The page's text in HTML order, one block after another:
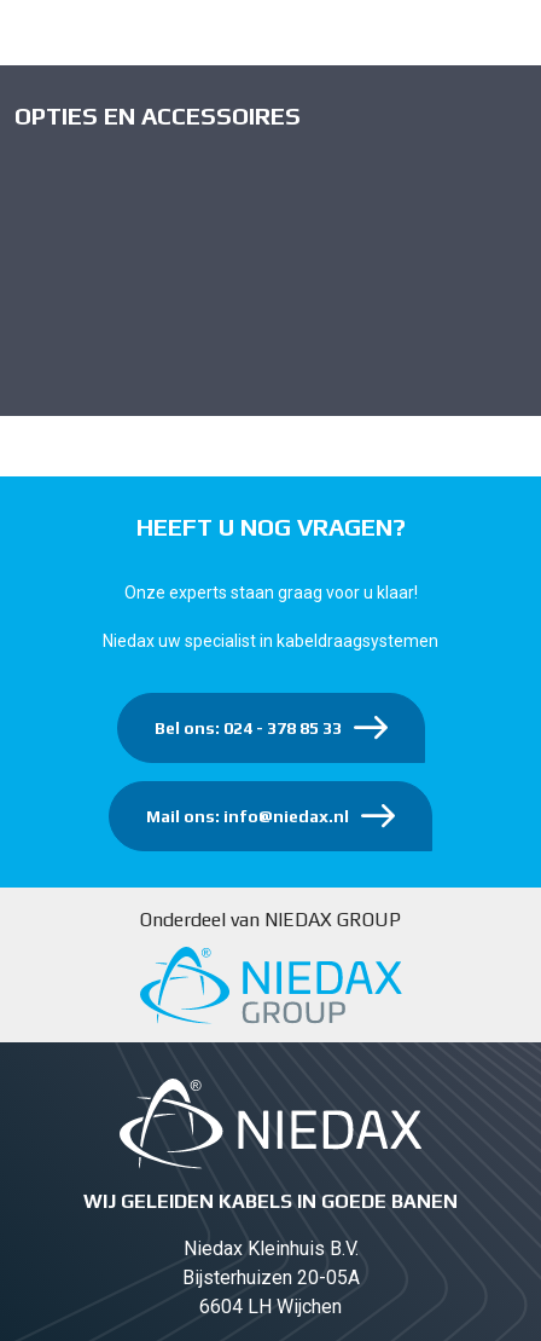
OPTIES EN ACCESSOIRES
HEEFT U NOG VRAGEN?
Onze experts staan graag voor u klaar!
Niedax uw specialist in kabeldraagsystemen
Bel ons: 024 - 378 85 33
Mail ons: info@niedax.nl
Onderdeel van NIEDAX GROUP
WIJ GELEIDEN KABELS IN GOEDE BANEN
Niedax Kleinhuis B.V.
Bijsterhuizen 20-05A
6604 LH Wijchen